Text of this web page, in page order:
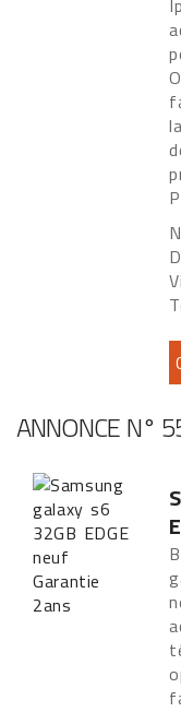
ANNONCE N°